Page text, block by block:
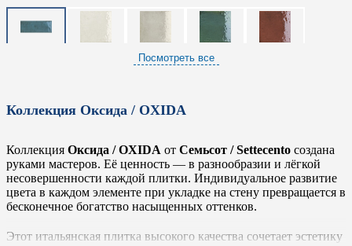
Посмотреть все
Коллекция Оксида / OXIDA
Коллекция Оксида / OXIDA от Семьсот / Settecento создана
руками мастеров. Её ценность — в разнообразии и лёгкой
несовершенности каждой плитки. Индивидуальное развитие
цвета в каждом элементе при укладке на стену превращается в
бесконечное богатство насыщенных оттенков.
Этот итальянская плитка высокого качества сочетает эстетику